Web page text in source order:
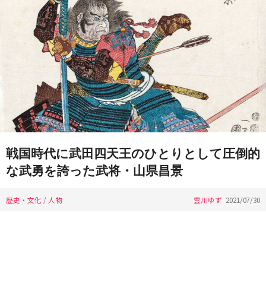
戦国時代に武田四天王のひとりとして圧倒的
な武勇を誇った武将・山県昌景
歴史・文化 / 人物 雲川ゆず 2021/07/30